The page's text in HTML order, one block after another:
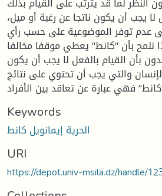
يجب أن يكون ناتجا عن رغبة أو ميل،
عدم توفر الموضوعية على حسب رأي
بأن "كانط" يعطي موقفا مخالفا
بأن القيام بالفعل لا يجب أن يكون
والتي يجب أن تحتوي على نتائج
فهي عبارة عن تعاقد بين الأفراد
Keywords
الحرية إيمانويل كانط
URI
https://depot.univ-msila.dz/handle/